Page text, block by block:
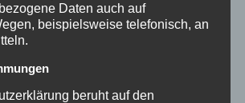
Daten auch auf
beispielsweise telefonisch, an
beruht auf den